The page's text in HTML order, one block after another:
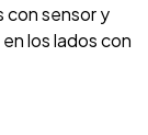
con sensor y
los lados con